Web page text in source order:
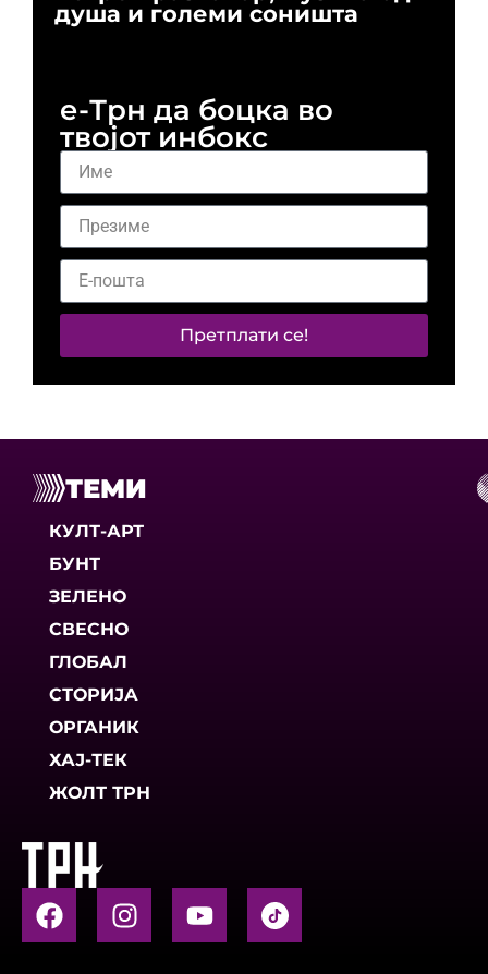
душа и големи соништа
е-Трн да боцка во
твојот инбокс
Претплати се!
ТЕМИ
КУЛТ-АРТ
БУНТ
ЗЕЛЕНО
СВЕСНО
ГЛОБАЛ
СТОРИЈА
ОРГАНИК
ХАЈ-ТЕК
ЖОЛТ ТРН